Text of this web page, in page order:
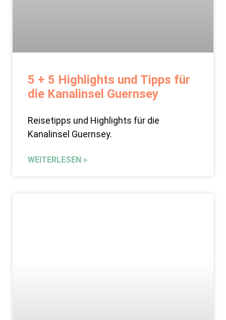
5 + 5 Highlights und Tipps für
die Kanalinsel Guernsey
Reisetipps und Highlights für die
Kanalinsel Guernsey.
WEITERLESEN »